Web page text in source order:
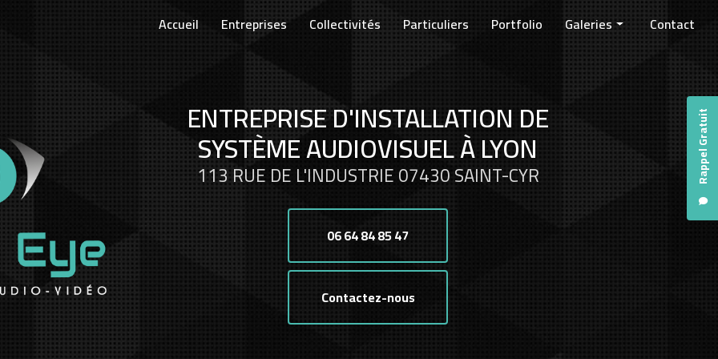
Rappel Gratuit
Accueil Entreprises Collectivités Particuliers Portfolio Galeries
Entreprises
Collectivités
Particuliers
Contact
ENTREPRISE D'INSTALLATION DE
SYSTÈME AUDIOVISUEL À LYON
113 RUE DE L'INDUSTRIE 07430 SAINT-CYR
06 64 84 85 47
Contactez-nous